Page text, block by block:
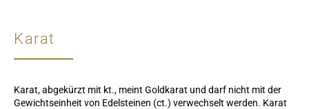
Karat
Karat, abgekürzt mit kt., meint Goldkarat und darf nicht mit der
Gewichtseinheit von Edelsteinen (ct.) verwechselt werden. Karat